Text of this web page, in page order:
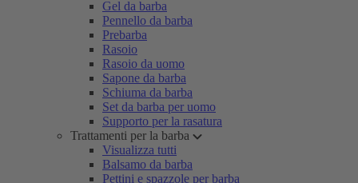
Gel da barba
Pennello da barba
Prebarba
Rasoio
Rasoio da uomo
Sapone da barba
Schiuma da barba
Set da barba per uomo
Supporto per la rasatura
Trattamenti per la barba
Visualizza tutti
Balsamo da barba
Pettini e spazzole per barba